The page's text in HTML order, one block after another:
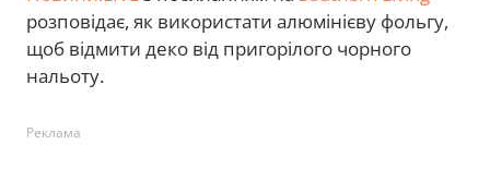
розповідає, як використати алюмінієву фольгу,
щоб відмити деко від пригорілого чорного
нальоту.
Реклама